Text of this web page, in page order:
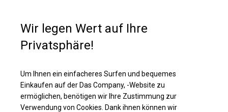
Ganzjähriges Catering-Zelt | 5x8 m
Wir legen Wert auf Ihre
Privatsphäre!
Um Ihnen ein einfacheres Surfen und bequemes
Einkaufen auf der Das Company, -Website zu
ermöglichen, benötigen wir Ihre Zustimmung zur
Verwendung von Cookies. Dank ihnen können wir